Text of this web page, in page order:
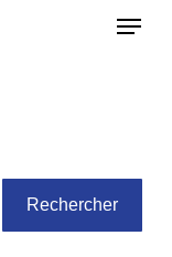
Menu
Rechercher